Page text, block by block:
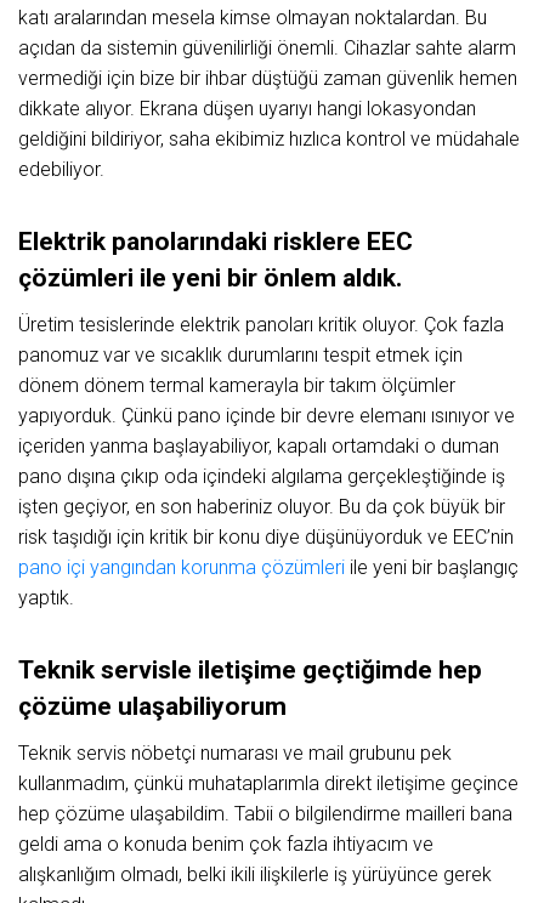
katı aralarından mesela kimse olmayan noktalardan. Bu
açıdan da sistemin güvenilirliği önemli. Cihazlar sahte alarm
vermediği için bize bir ihbar düştüğü zaman güvenlik hemen
dikkate alıyor. Ekrana düşen uyarıyı hangi lokasyondan
geldiğini bildiriyor, saha ekibimiz hızlıca kontrol ve müdahale
edebiliyor.
Elektrik panolarındaki risklere EEC
çözümleri ile yeni bir önlem aldık.
Üretim tesislerinde elektrik panoları kritik oluyor. Çok fazla
panomuz var ve sıcaklık durumlarını tespit etmek için
dönem dönem termal kamerayla bir takım ölçümler
yapıyorduk. Çünkü pano içinde bir devre elemanı ısınıyor ve
içeriden yanma başlayabiliyor, kapalı ortamdaki o duman
pano dışına çıkıp oda içindeki algılama gerçekleştiğinde iş
işten geçiyor, en son haberiniz oluyor. Bu da çok büyük bir
risk taşıdığı için kritik bir konu diye düşünüyorduk ve EEC’nin
pano içi yangından korunma çözümleri ile yeni bir başlangıç
yaptık.
Teknik servisle iletişime geçtiğimde hep
çözüme ulaşabiliyorum
Teknik servis nöbetçi numarası ve mail grubunu pek
kullanmadım, çünkü muhataplarımla direkt iletişime geçince
hep çözüme ulaşabildim. Tabii o bilgilendirme mailleri bana
geldi ama o konuda benim çok fazla ihtiyacım ve
alışkanlığım olmadı, belki ikili ilişkilerle iş yürüyünce gerek